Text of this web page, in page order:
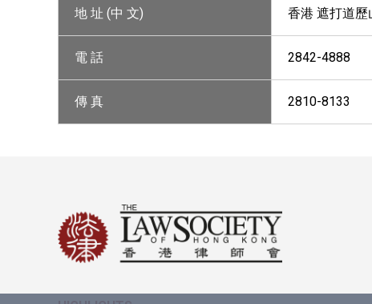
地 址 (中 文) 香港 遮打道
電 話 2842-4888
傳 真 2810-8133